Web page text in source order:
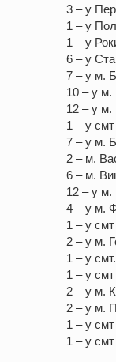
3 – у
1 – у
1 – у
6 – у
7 – у м.
10 – у м.
12 – у м.
1 – у
7 – у м.
2 – м.
6 – м.
12 – у м.
4 – у м.
1 – у
2 – у м.
1 – у
1 – у
2 – у м.
2 – у м.
1 – у
1 – у смт